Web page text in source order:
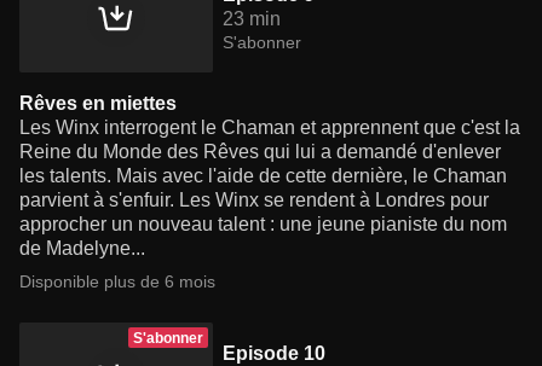
23 min
S'abonner
Rêves en miettes
Les Winx interrogent le Chaman et apprennent que c'est la
Reine du Monde des Rêves qui lui a demandé d'enlever
les talents. Mais avec l'aide de cette dernière, le Chaman
parvient à s'enfuir. Les Winx se rendent à Londres pour
approcher un nouveau talent : une jeune pianiste du nom
de Madelyne...
Disponible plus de 6 mois
S'abonner
Episode 10